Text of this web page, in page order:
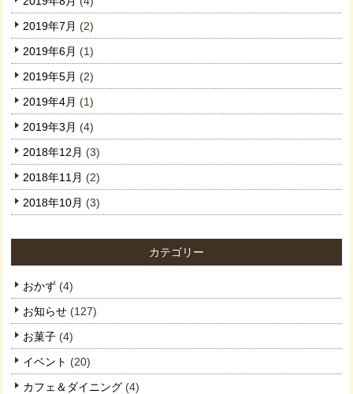
2019年7月 (2)
2019年6月 (1)
2019年5月 (2)
2019年4月 (1)
2019年3月 (4)
2018年12月 (3)
2018年11月 (2)
2018年10月 (3)
カテゴリー
おかず (4)
お知らせ (127)
お菓子 (4)
イベント (20)
カフェ＆ダイニング (4)